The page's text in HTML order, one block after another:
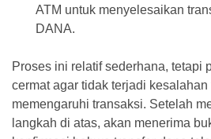
ATM untuk menyelesaikan
DANA.
Proses ini relatif sederhana, tetapi
cermat agar tidak terjadi
memengaruhi transaksi. Setelah
langkah di atas, akan menerima